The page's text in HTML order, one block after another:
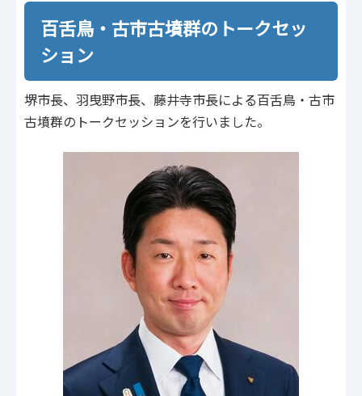
百舌鳥・古市古墳群のトークセッ
ション
堺市長、羽曳野市長、藤井寺市長による百舌鳥・古市
古墳群のトークセッションを行いました。